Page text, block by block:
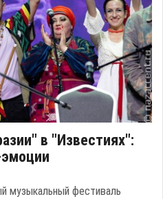
в "Известиях":
музыкальный фестиваль